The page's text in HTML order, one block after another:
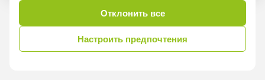
Отклонить все
Настроить предпочтения